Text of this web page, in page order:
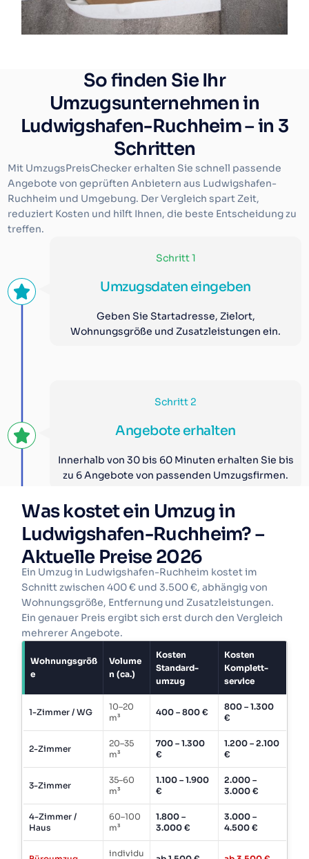
So finden Sie Ihr
Umzugsunternehmen in
Ludwigshafen-Ruchheim – in 3
Schritten
Mit UmzugsPreisChecker erhalten Sie schnell passende
Angebote von geprüften Anbietern aus Ludwigshafen-
Ruchheim und Umgebung. Der Vergleich spart Zeit,
reduziert Kosten und hilft Ihnen, die beste Entscheidung zu
treffen.
Schritt 1
Umzugsdaten eingeben
Geben Sie Startadresse, Zielort,
Wohnungsgröße und Zusatzleistungen ein.
Schritt 2
Angebote erhalten
Innerhalb von 30 bis 60 Minuten erhalten Sie bis
zu 6 Angebote von passenden Umzugsfirmen.
Vergleichen und buchen
Vergleichen Sie Preise, Bewertungen und
Leistungen. Buchen Sie direkt den Anbieter, der
Jetzt kostenlose Angebote für
Ludwigshafen-Edigheim erhalten
Was kostet ein Umzug in
Ludwigshafen-Ruchheim? –
Aktuelle Preise 2026
Ein Umzug in Ludwigshafen-Ruchheim kostet im
Schnitt zwischen 400 € und 3.500 €, abhängig von
Wohnungsgröße, Entfernung und Zusatzleistungen.
Ein genauer Preis ergibt sich erst durch den Vergleich
mehrerer Angebote.
Wohnungsgröß
e
Volume
n (ca.)
Kosten
Standard­
umzug
Kosten
Komplett­
service
1-Zimmer / WG
10–20
m³
400 – 800 €
800 – 1.300
€
2-Zimmer
20–35
m³
700 – 1.300
€
1.200 – 2.100
€
3-Zimmer
35–60
m³
1.100 – 1.900
€
2.000 –
3.000 €
4-Zimmer /
Haus
60–100
m³
1.800 –
3.000 €
3.000 –
4.500 €
individu